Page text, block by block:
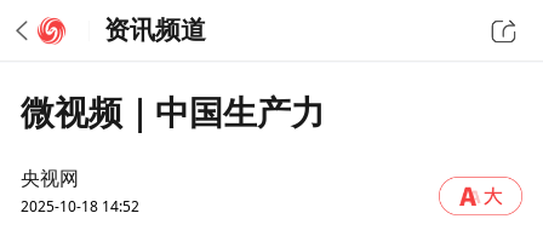
资讯频道
微视频｜中国生产力
央视网
2025-10-18 14:52